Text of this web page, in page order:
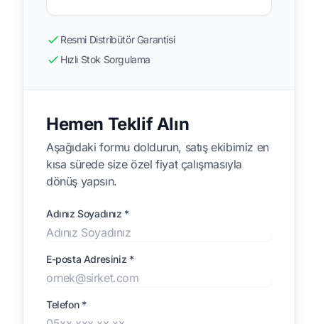
Resmi Distribütör Garantisi
Hızlı Stok Sorgulama
Hemen Teklif Alın
Aşağıdaki formu doldurun, satış ekibimiz en
kısa sürede size özel fiyat çalışmasıyla
dönüş yapsın.
Adınız Soyadınız *
E-posta Adresiniz *
Telefon *